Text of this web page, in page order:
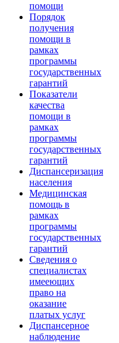
помощи
Порядок
получения
помощи в
рамках
программы
государственных
гарантий
Показатели
качества
помощи в
рамках
программы
государственных
гарантий
Диспансеризация
населения
Медицинская
помощь в
рамках
программы
государственных
гарантий
Сведения о
специалистах
имееющих
право на
оказание
платых услуг
Диспансерное
наблюдение